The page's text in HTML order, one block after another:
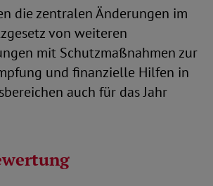
die zentralen Änderungen im
von weiteren
mit Schutzmaßnahmen zur
und finanzielle Hilfen in
auch für das Jahr